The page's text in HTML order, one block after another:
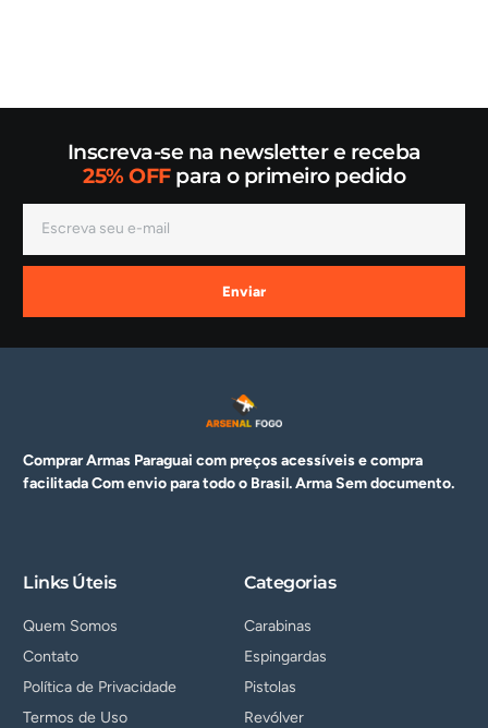
Inscreva-se na newsletter e receba
25% OFFpara o primeiro pedido
Enviar
Comprar Armas Paraguai com preços acessíveis e compra
facilitada Com envio para todo o Brasil. ArmaSem documento.
Links Úteis
Quem Somos
Contato
Política de Privacidade
Termos de Uso
Categorias
Carabinas
Espingardas
Pistolas
Revólver